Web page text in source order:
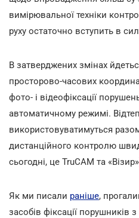
вимірювальної техніки
руху остаточно вступить в
В затверджених змінах
просторово-часових
фото- і відеофіксації
автоматичному режимі.
використовуватимуться
дистанційного контролю
сьогодні, це TruCAM та
Як ми писали раніше,
засобів фіксації порушників